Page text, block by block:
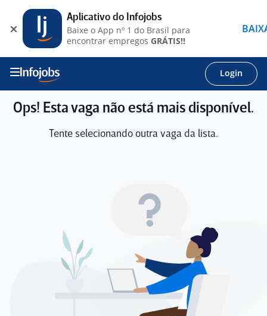
Login
Ops! Esta vaga não está mais disponível.
Tente selecionando outra vaga da lista.
Aplicativo do Infojobs
Baixe o App nº 1 do Brasil para
encontrar empregos GRÁTIS!!